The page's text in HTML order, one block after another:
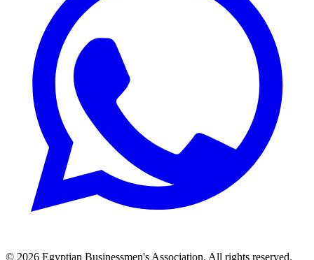
© 2026 Egyptian Businessmen's Association. All rights reserved.